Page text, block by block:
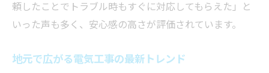
電気工事の進化で変わる生活スタイル
暮らしを支える電気工事の技術動向
頼したことでトラブル時もすぐに対応してもらえた」と
いった声も多く、安心感の高さが評価されています。
地元で広がる電気工事の最新トレンド